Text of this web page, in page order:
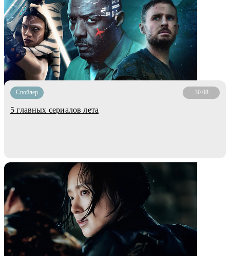
Cпойлер 30.08
5 главных сериалов лета